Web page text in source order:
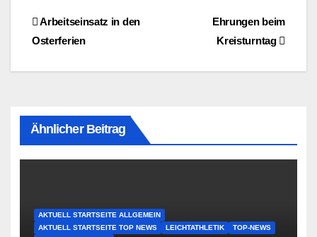
BeitragsnavigationEhrungen beim
Kreisturntag
Arbeitseinsatz in den
Osterferien
Ähnlicher Beitrag
AKTUELL STARTSEITE ALLGEMEIN
AKTUELL STARTSEITE TOP NEWS
LEICHTATHLETIK
TOP-NEWS